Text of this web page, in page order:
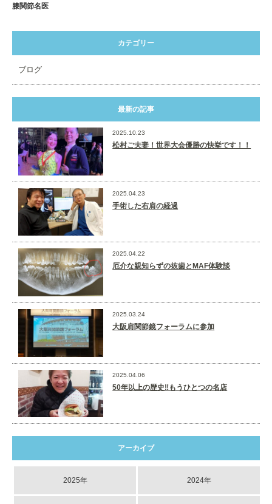
膝関節名医
カテゴリー
ブログ
最新の記事
2025.10.23
松村ご夫妻！世界大会優勝の快挙です！！
2025.04.23
手術した右肩の経過
2025.04.22
厄介な親知らずの抜歯とMAF体験談
2025.03.24
大阪肩関節鏡フォーラムに参加
2025.04.06
50年以上の歴史‼️もうひとつの名店
アーカイブ
2025年 2024年